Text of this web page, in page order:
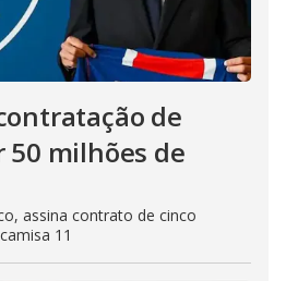
de
milhões de
assina contrato de cinco
11